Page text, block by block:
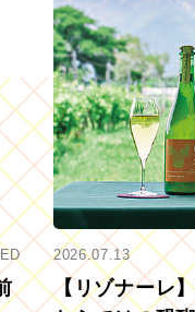
2026.07.13
【リゾナーレ